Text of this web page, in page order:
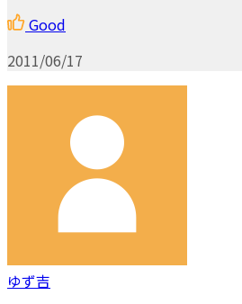
Good
2011/06/17
ゆず吉